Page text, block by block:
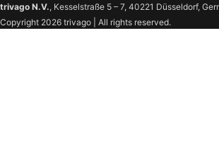
trivago N.V., Kesselstraße 5 – 7, 40221 Düsseldorf,
Copyright 2026 trivago | All rights reserved.